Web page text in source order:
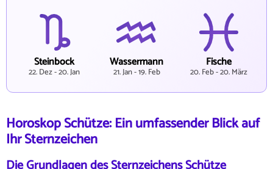
Steinbock
22. Dez - 20. Jan
Wassermann
21. Jan - 19. Feb
Fische
20. Feb - 20. März
Horoskop Schütze: Ein umfassender Blick auf
Ihr Sternzeichen